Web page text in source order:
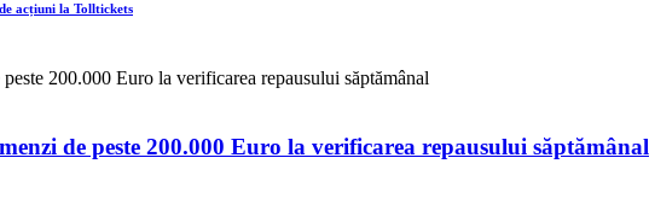
acțiuni la Tolltickets
200.000 Euro la verificarea repausului săptămânal
de peste 200.000 Euro la verificarea repausului săptămânal